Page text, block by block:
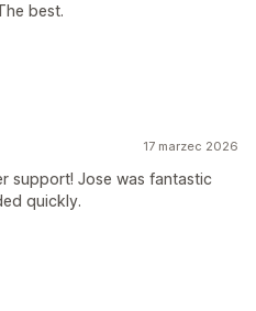
best.
17 marzec 2026
support! Jose was fantastic
quickly.